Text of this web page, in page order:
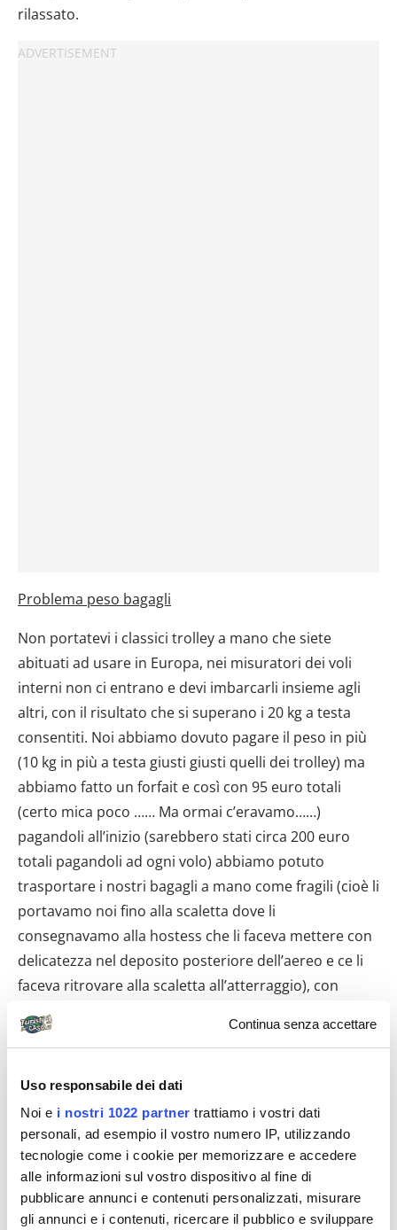
Continua senza accettare
Uso responsabile dei dati
Noi e i nostri 1022 partner trattiamo i vostri dati
personali, ad esempio il vostro numero IP, utilizzando
tecnologie come i cookie per memorizzare e accedere
alle informazioni sul vostro dispositivo al fine di
pubblicare annunci e contenuti personalizzati, misurare
gli annunci e i contenuti, ricercare il pubblico e sviluppare
rilassato.
Problema peso bagagli
Non portatevi i classici trolley a mano che siete
abituati ad usare in Europa, nei misuratori dei voli
interni non ci entrano e devi imbarcarli insieme agli
altri, con il risultato che si superano i 20 kg a testa
consentiti. Noi abbiamo dovuto pagare il peso in più
(10 kg in più a testa giusti giusti quelli dei trolley) ma
abbiamo fatto un forfait e così con 95 euro totali
(certo mica poco …… Ma ormai c’eravamo……)
pagandoli all’inizio (sarebbero stati circa 200 euro
totali pagandoli ad ogni volo) abbiamo potuto
trasportare i nostri bagagli a mano come fragili (cioè li
portavamo noi fino alla scaletta dove li
consegnavamo alla hostess che li faceva mettere con
delicatezza nel deposito posteriore dell’aereo e ce li
faceva ritrovare alla scaletta all’atterraggio), con
grande sollievo di tutti i souvenir e materiale
elettronico vario (reflex con obiettivi, olimpus
coccio di huahine ecc ecc) che ci siamo portati e
riportati.
Non potete rinunciare